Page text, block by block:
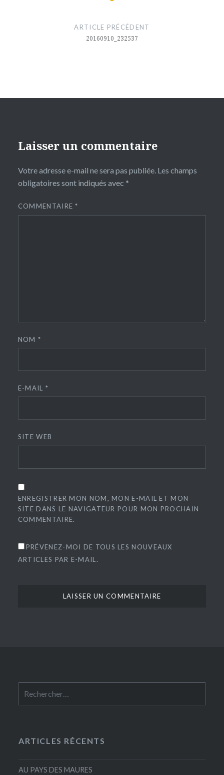
ARTICLE PRÉCÉDENT
20160910_232537
Laisser un commentaire
Votre adresse e-mail ne sera pas publiée. Les champs
obligatoires sont indiqués avec *
COMMENTAIRE*
NOM*
E-MAIL *
SITE WEB
ENREGISTRER MON NOM, MON E-MAIL ET MON
SITE DANS LE NAVIGATEUR POUR MON PROCHAIN
COMMENTAIRE.
PRÉVENEZ-MOI DE TOUS LES NOUVEAUX
ARTICLES PAR E-MAIL.
ARTICLES RÉCENTS
AU PAYS DES MAURES